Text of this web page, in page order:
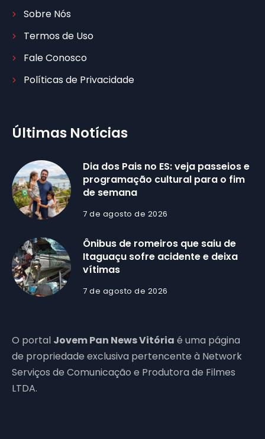
Sobre Nós
Termos de Uso
Fale Conosco
Políticas de Privacidade
Últimas Notícias
Dia dos Pais no ES: veja passeios e
programação cultural para o fim
de semana
7 de agosto de 2026
Ônibus de romeiros que saiu de
Itaguaçu sofre acidente e deixa
vítimas
7 de agosto de 2026
O portal Jovem Pan News Vitória é uma página
de propriedade exclusiva pertencente à Network
Serviços de Comunicação e Produtora de Filmes
LTDA.